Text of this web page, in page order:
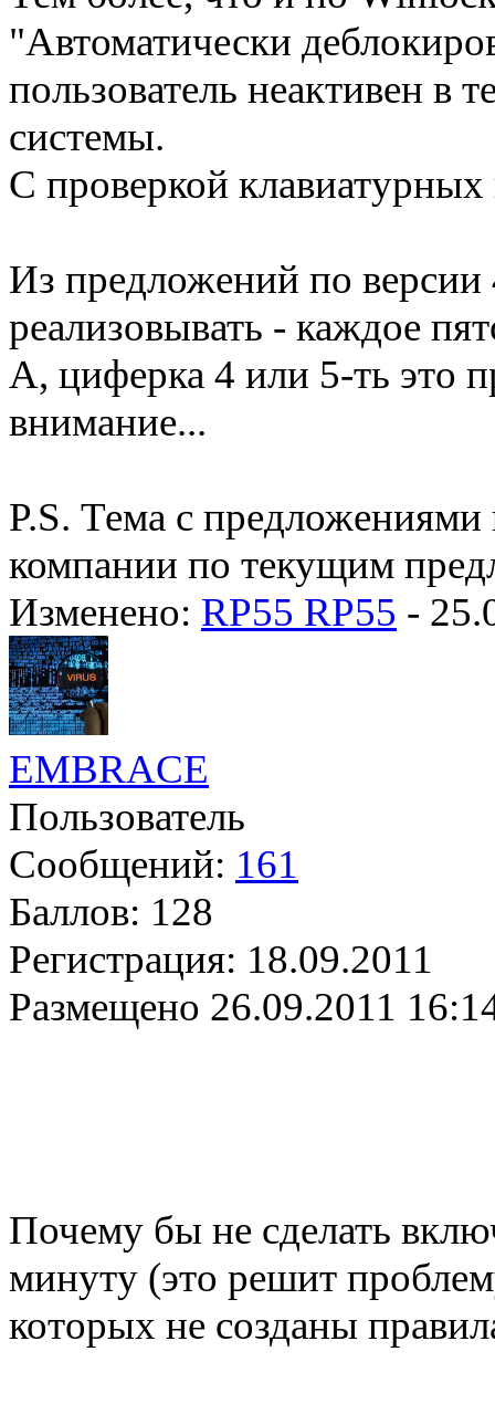
"Автоматически
пользователь неактивен в
системы.
С проверкой клавиатурных
Из предложений по
реализовывать - каждое
А, циферка 4 или 5-ть это
внимание...
P.S. Тема с
компании по текущим
Изменено: RP55 RP55 -
EMBRACE
Пользователь
Сообщений: 161
Баллов: 128
Регистрация: 18.09.2011
Размещено 26.09.2011
Почему бы не сделать
минуту (это решит
которых не созданы